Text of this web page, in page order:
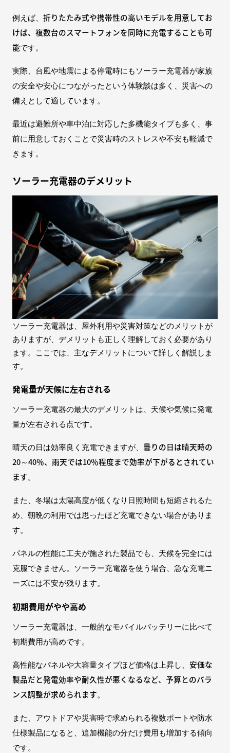
例えば、 折りたたみ式や携帯性の高いモデルを用意してお
けば、複数台のスマートフォンを同時に充電することも可
能です。
実際、台風や地震による停電時にもソーラー充電器が家族
の安全や安心につながったという体験談は多く、災害への
備えとして適しています。
最近は避難所や車中泊に対応した多機能タイプも多く、事
前に用意しておくことで災害時のストレスや不安も軽減で
きます。
ソーラー充電器のデメリット
ソーラー充電器は、屋外利用や災害対策などのメリットが
ありますが、デメリットも正しく理解しておく必要があり
ます。ここでは、主なデメリットについて詳しく解説しま
す。
発電量が天候に左右される
ソーラー充電器の最大のデメリットは、天候や気候に発電
量が左右される点です。
晴天の日は効率良く充電できますが、 曇りの日は晴天時の
20～40％、雨天では10％程度まで効率が下がるとされてい
ます。
また、冬場は太陽高度が低くなり日照時間も短縮されるた
め、朝晩の利用では思ったほど充電できない場合がありま
す。
パネルの性能に工夫が施された製品でも、天候を完全には
克服できません。ソーラー充電器を使う場合、急な充電ニ
ーズには不安が残ります。
初期費用がやや高め
ソーラー充電器は、一般的なモバイルバッテリーに比べて
初期費用が高めです。
高性能なパネルや大容量タイプほど価格は上昇し、 安価な
製品だと発電効率や耐久性が悪くなるなど、予算とのバラ
ンス調整が求められます。
また、アウトドアや災害時で求められる複数ポートや防水
仕様製品になると、追加機能の分だけ費用も増加する傾向
です。